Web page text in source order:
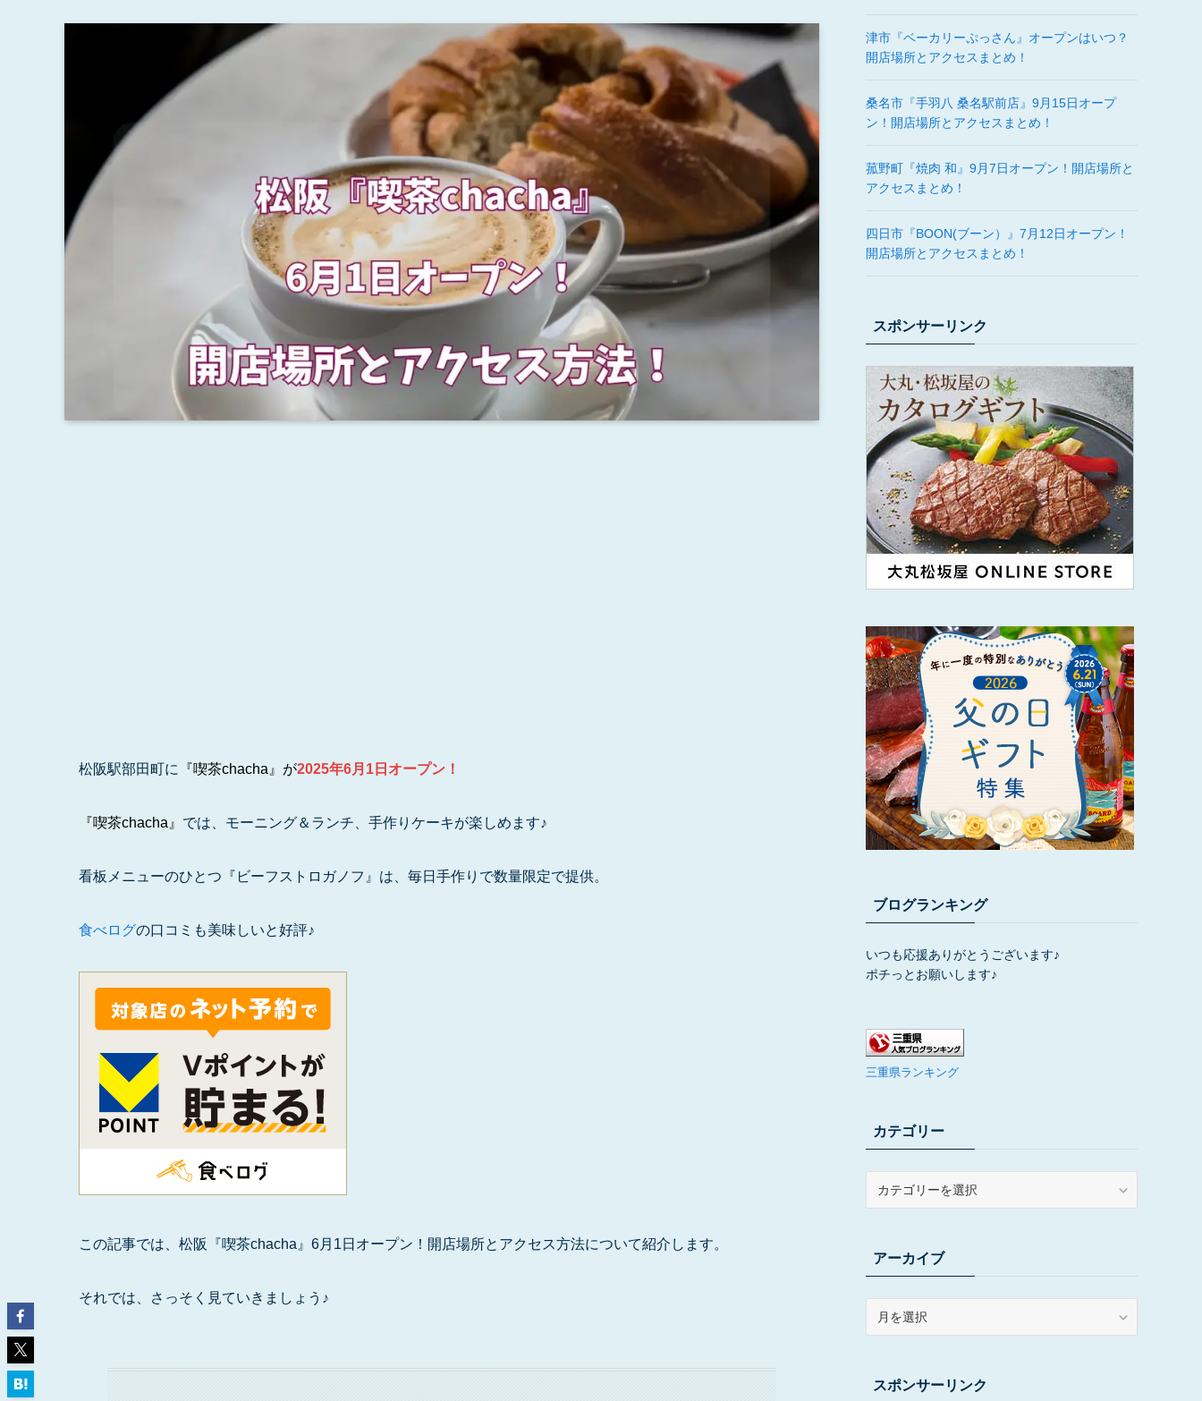
松阪駅部田町に 『喫茶chacha』が2025年6月1日オープン！
『喫茶chacha』 では、モーニング＆ランチ、手作りケーキが楽しめます♪
看板メニューのひとつ『ビーフストロガノフ』は、毎日手作りで数量限定で提供。
食べログの口コミも美味しいと好評♪
この記事では、松阪『喫茶chacha』6月1日オープン！開店場所とアクセス方法について紹介します。
それでは、さっそく見ていきましょう♪
津市『ベーカリーぷっさん』オープンはいつ？
開店場所とアクセスまとめ！
桑名市『手羽八 桑名駅前店』9月15日オープ
ン！開店場所とアクセスまとめ！
菰野町『焼肉 和』9月7日オープン！開店場所と
アクセスまとめ！
四日市『BOON(ブーン）』7月12日オープン！
開店場所とアクセスまとめ！
スポンサーリンク
ブログランキング
いつも応援ありがとうございます♪
ポチっとお願いします♪
三重県ランキング
カテゴリー
ーアーカイブ
ブスポンサーリンク